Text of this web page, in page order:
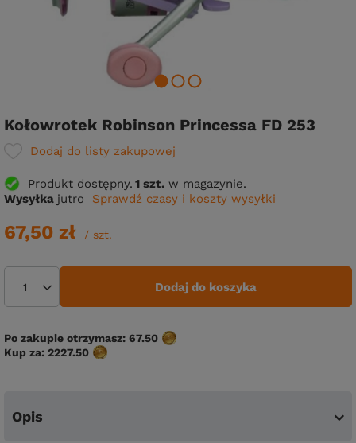
Kołowrotek Robinson Princessa FD 253
Dodaj do listy zakupowej
Produkt dostępny 1 szt. w magazynie.
Wysyłka jutro Sprawdź czasy i koszty wysyłki
67,50 zł / szt.
Dodaj do koszyka
Po zakupie otrzymasz: 67.50
Kup za: 2227.50
Opis